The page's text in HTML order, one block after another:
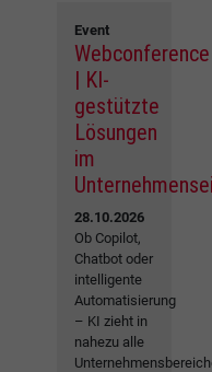
Event
Webconference
| KI-
gestützte
Lösungen
im
28.10.2026
Ob Copilot,
Chatbot oder
intelligente
Automatisierung
– KI zieht in
nahezu alle